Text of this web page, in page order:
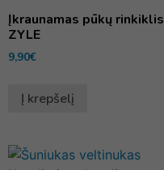
Įkraunamas pūkų rinkiklis
ZYLE
9,90€
Į krepšelį